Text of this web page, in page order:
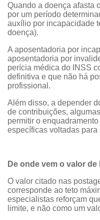
Quando a doença afasta
por um período
auxílio por incapacidade
doença).
A aposentadoria por
aposentadoria por
perícia médica do INSS
definitiva e que não há
profissional.
Além disso, a depender
de contribuições,
permitir o
específicas voltadas
De onde vem o valor de
O valor citado nas
corresponde ao teto
especialistas reforçam
limite, e não como um